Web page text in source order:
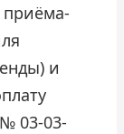
и
03-03-